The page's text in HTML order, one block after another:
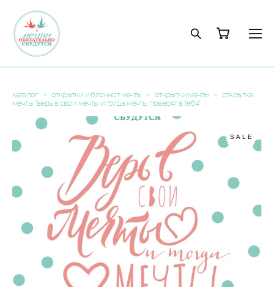
каталог > открытки и блокнот мечты > открытки мечты >
открытка
мечты "верь в свои мечты и тогда мечты поверят в тебя"
SALE